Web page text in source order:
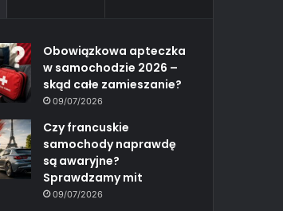
Obowiązkowa apteczka
w samochodzie 2026 –
skąd całe zamieszanie?
09/07/2026
Czy francuskie
samochody naprawdę
są awaryjne?
Sprawdzamy mit
09/07/2026